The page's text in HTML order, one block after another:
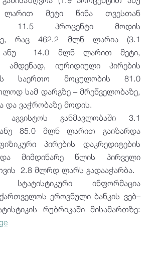
მეტი წინა თვესთან
11.5 პროცენტი მოდის
რაც 462.2 მლნ ლარია (3.1
ანუ 14.0 მლნ ლარით მეტი,
ამდენად, იურიდიული პირების
საერთო მოცულობის 81.0
სამ დარგზე – მრეწველობაზე,
და ვაჭრობაზე მოდის.
განმავლობაში 3.1
85.0 მლნ ლარით გაიზარდა
პირების დაკრედიტების
მიმდინარე წლის პირველი
2.8 მლრდ ლარს გადააჭარბა.
სტატისტიკური ინფორმაცია
ეროვნული ბანკის ვებ–
რუბრიკაში მისამართზე: